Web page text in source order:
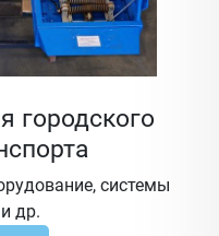
городского
системы
др.